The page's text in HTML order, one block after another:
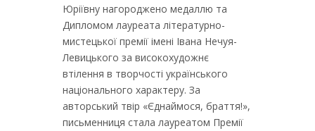
Юріївну нагороджено медаллю та
Дипломом лауреата літературно-
мистецької премії імені Івана Нечуя-
Левицького за високохудожнє
втілення в творчості українського
національного характеру. За
авторський твір «Єднаймося, браття!»,
письменниця стала лауреатом Премії